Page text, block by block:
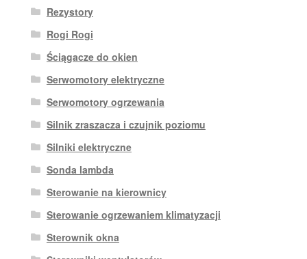
Rezystory
Rogi Rogi
Ściągacze do okien
Serwomotory elektryczne
Serwomotory ogrzewania
Silnik zraszacza i czujnik poziomu
Silniki elektryczne
Sonda lambda
Sterowanie na kierownicy
Sterowanie ogrzewaniem klimatyzacji
Sterownik okna